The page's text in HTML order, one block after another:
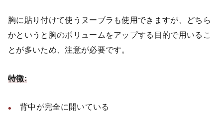
胸に貼り付けて使うヌーブラも使用できますが、どちら
かというと胸のボリュームをアップする目的で用いるこ
とが多いため、注意が必要です。
特徴:
背中が完全に開いている